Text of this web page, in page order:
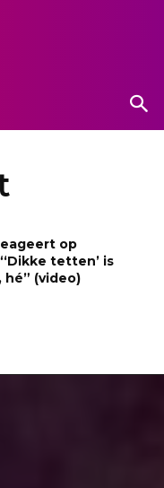
op
tetten’ is
(video)